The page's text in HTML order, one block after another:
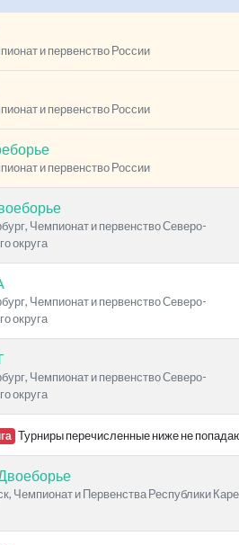
и первенство России
и первенство России
и первенство России
Чемпионат и первенство Северо-
округа
Чемпионат и первенство Северо-
округа
Чемпионат и первенство Северо-
округа
Турниры перечисленные ниже не
Чемпионат и Первенства Республики